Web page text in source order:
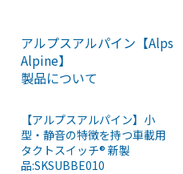
アルプスアルパイン【Alps
Alpine】
製品について
【アルプスアルパイン】小
型・静音の特徴を持つ車載用
タクトスイッチ® 新製
品:SKSUBBE010